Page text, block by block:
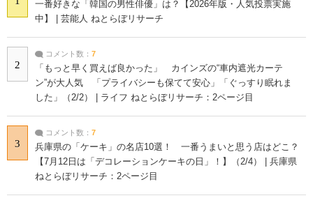
一番好きな「韓国の男性俳優」は？【2026年版・人気投票実施
中】 | 芸能人 ねとらぼリサーチ
2
コメント数： 7
「もっと早く買えば良かった」 カインズの“車内遮光カーテ
ン”が大人気 「プライバシーも保てて安心」「ぐっすり眠れま
した」（2/2） | ライフ ねとらぼリサーチ：2ページ目
3
コメント数： 7
兵庫県の「ケーキ」の名店10選！ 一番うまいと思う店はどこ？
【7月12日は「デコレーションケーキの日」！】（2/4） | 兵庫県
ねとらぼリサーチ：2ページ目